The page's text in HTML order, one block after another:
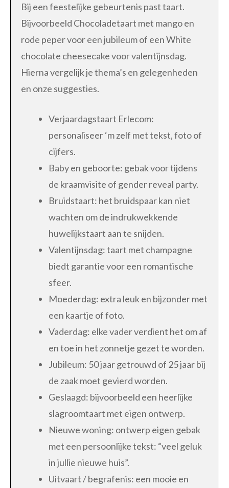
Bij een feestelijke gebeurtenis past taart.
Bijvoorbeeld Chocoladetaart met mango en
rode peper voor een jubileum of een White
chocolate cheesecake voor valentijnsdag.
Hierna vergelijk je thema’s en gelegenheden
en onze suggesties.
Verjaardagstaart Erlecom:
personaliseer ‘m zelf met tekst, foto of
cijfers.
Baby en geboorte: gebak voor tijdens
de kraamvisite of gender reveal party.
Bruidstaart: het bruidspaar kan niet
wachten om de indrukwekkende
huwelijkstaart aan te snijden.
Valentijnsdag: taart met champagne
biedt garantie voor een romantische
sfeer.
Moederdag: extra leuk en bijzonder met
een kaartje of foto.
Vaderdag: elke vader verdient het om af
en toe in het zonnetje gezet te worden.
Jubileum: 50 jaar getrouwd of 25 jaar bij
de zaak moet gevierd worden.
Geslaagd: bijvoorbeeld een heerlijke
slagroomtaart met eigen ontwerp.
Nieuwe woning: ontwerp eigen gebak
met een persoonlijke tekst: “veel geluk
in jullie nieuwe huis”.
Uitvaart / begrafenis: een mooie en